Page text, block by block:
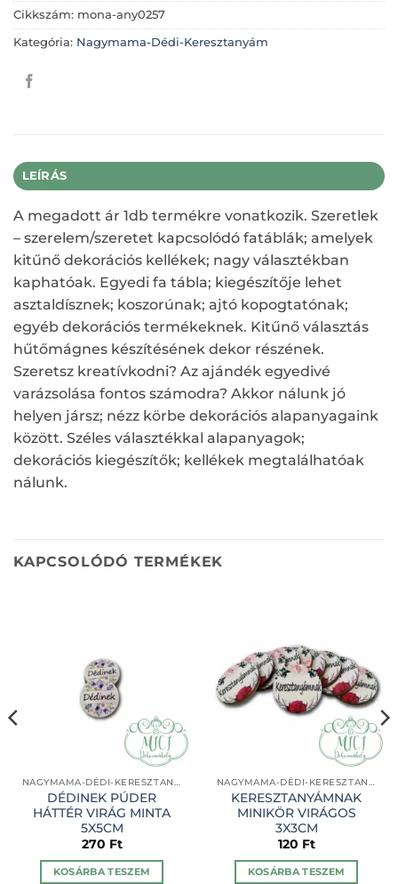
Cikkszám: mona-any0257
Kategória: Nagymama-Dédi-Keresztanyám
LEÍRÁS
A megadott ár 1db termékre vonatkozik. Szeretlek
– szerelem/szeretet kapcsolódó fatáblák; amelyek
kitűnő dekorációs kellékek; nagy választékban
kaphatóak. Egyedi fa tábla; kiegészítője lehet
asztaldísznek; koszorúnak; ajtó kopogtatónak;
egyéb dekorációs termékeknek. Kitűnő választás
hűtőmágnes készítésének dekor részének.
Szeretsz kreatívkodni? Az ajándék egyedivé
varázsolása fontos számodra? Akkor nálunk jó
helyen jársz; nézz körbe dekorációs alapanyagaink
között. Széles választékkal alapanyagok;
dekorációs kiegészítők; kellékek megtalálhatóak
nálunk.
KAPCSOLÓDÓ TERMÉKEK
NAGYMAMA-DÉDI-KERESZTANYÁM
DÉDINEK PÚDER
HÁTTÉR VIRÁG MINTA
5X5CM
270 Ft
KOSÁRBA TESZEM
NAGYMAMA-DÉDI-KERESZTANYÁM
KERESZTANYÁMNAK
MINIKÖR VIRÁGOS
3X3CM
120 Ft
KOSÁRBA TESZEM